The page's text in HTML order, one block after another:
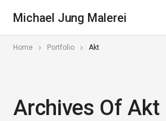
Michael Jung Malerei
Home Portfolio Akt
Archives Of Akt